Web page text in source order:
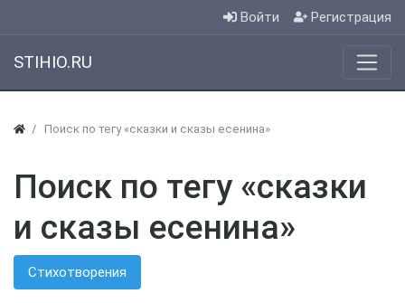
Войти Регистрация
STIHIO.RU
Поиск по тегу «сказки и сказы есенина»
Поиск по тегу «сказки
и сказы есенина»
Стихотворения